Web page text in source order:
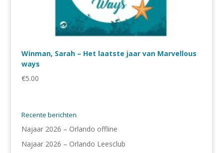
Winman, Sarah – Het laatste jaar van Marvellous
ways
€5.00
Recente berichten
Najaar 2026 – Orlando offline
Najaar 2026 – Orlando Leesclub